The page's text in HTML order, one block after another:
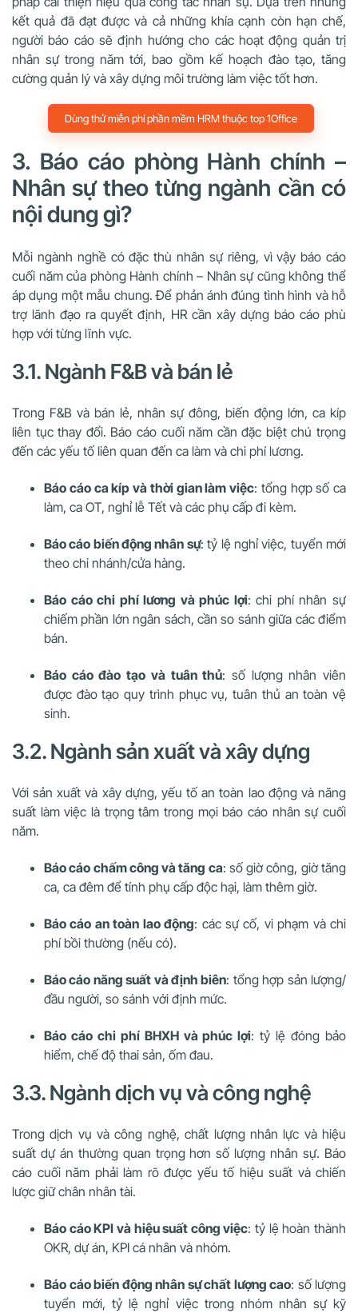
kết quả đã đạt được và cả những khía cạnh còn hạn chế,
người báo cáo sẽ định hướng cho các hoạt động quản trị
nhân sự trong năm tới, bao gồm kế hoạch đào tạo, tăng
cường quản lý và xây dựng môi trường làm việc tốt hơn.
Dùng thử miễn phí phần mềm HRM thuộc top 1Office
3. Báo cáo phòng Hành chính –
Nhân sự theo từng ngành cần có
nội dung gì?
Mỗi ngành nghề có đặc thù nhân sự riêng, vì vậy báo cáo
cuối năm của phòng Hành chính – Nhân sự cũng không thể
áp dụng một mẫu chung. Để phản ánh đúng tình hình và hỗ
trợ lãnh đạo ra quyết định, HR cần xây dựng báo cáo phù
hợp với từng lĩnh vực.
3.1. Ngành F&B và bán lẻ
Trong F&B và bán lẻ, nhân sự đông, biến động lớn, ca kíp
liên tục thay đổi. Báo cáo cuối năm cần đặc biệt chú trọng
đến các yếu tố liên quan đến ca làm và chi phí lương.
Báo cáo ca kíp và thời gian làm việc: tổng hợp số ca
làm, ca OT, nghỉ lễ Tết và các phụ cấp đi kèm.
Báo cáo biến động nhân sự: tỷ lệ nghỉ việc, tuyển mới
theo chi nhánh/cửa hàng.
Báo cáo chi phí lương và phúc lợi: chi phí nhân sự
chiếm phần lớn ngân sách, cần so sánh giữa các điểm
bán.
Báo cáo đào tạo và tuân thủ: số lượng nhân viên
được đào tạo quy trình phục vụ, tuân thủ an toàn vệ
sinh.
3.2. Ngành sản xuất và xây dựng
Với sản xuất và xây dựng, yếu tố an toàn lao động và năng
suất làm việc là trọng tâm trong mọi báo cáo nhân sự cuối
năm.
Báo cáo chấm công và tăng ca: số giờ công, giờ tăng
ca, ca đêm để tính phụ cấp độc hại, làm thêm giờ.
Báo cáo an toàn lao động: các sự cố, vi phạm và chi
phí bồi thường (nếu có).
Báo cáo năng suất và định biên: tổng hợp sản lượng/
đầu người, so sánh với định mức.
Báo cáo chi phí BHXH và phúc lợi: tỷ lệ đóng bảo
hiểm, chế độ thai sản, ốm đau.
3.3. Ngành dịch vụ và công nghệ
Trong dịch vụ và công nghệ, chất lượng nhân lực và hiệu
suất dự án thường quan trọng hơn số lượng nhân sự. Báo
cáo cuối năm phải làm rõ được yếu tố hiệu suất và chiến
lược giữ chân nhân tài.
Báo cáo KPI và hiệu suất công việc: tỷ lệ hoàn thành
OKR, dự án, KPI cá nhân và nhóm.
Báo cáo biến động nhân sự chất lượng cao: số lượng
tuyển mới, tỷ lệ nghỉ việc trong nhóm nhân sự kỹ